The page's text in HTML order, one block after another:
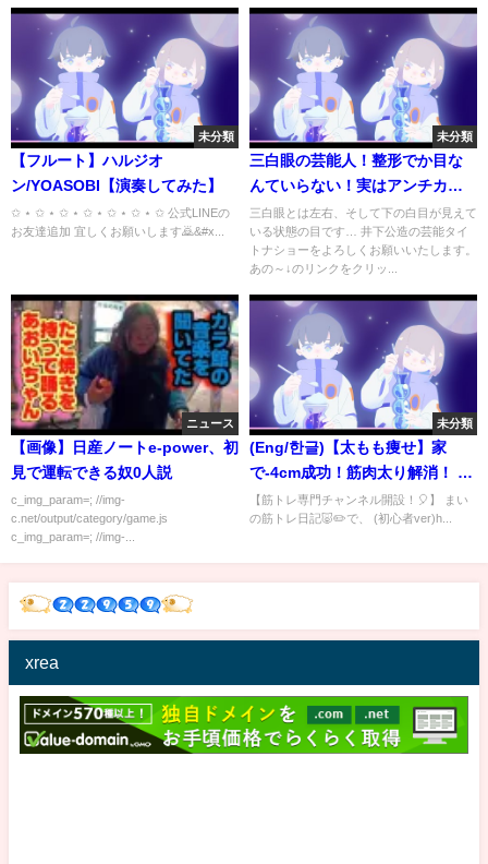
未分類
【フルート】ハルジオ
ン/YOASOBI【演奏してみた】
✩ ⋆ ✩ ⋆ ✩ ⋆ ✩ ⋆ ✩ ⋆ ✩ ⋆ ✩ 公式LINEの
お友達追加 宜しくお願いします🙇‍&#x...
未分類
三白眼の芸能人！整形でか目な
んていらない！実はアンチカラ
コンな４人！
三白眼とは左右、そして下の白目が見えて
いる状態の目です… 井下公造の芸能タイ
トナショーをよろしくお願いいたします。
あの～↓のリンクをクリッ...
ニュース
【画像】日産ノートe-power、初
見で運転できる奴0人説
c_img_param=; //img-
c.net/output/category/game.js
c_img_param=; //img-...
未分類
(Eng/한글)【太もも痩せ】家
で-4cm成功！筋肉太り解消！ 寝
ながら筋トレ&マッサージ！(最
後にお知らせ🎈)
【筋トレ専門チャンネル開設！🎈】 まい
の筋トレ日記🐷✏️で、 (初心者ver)h...
xrea